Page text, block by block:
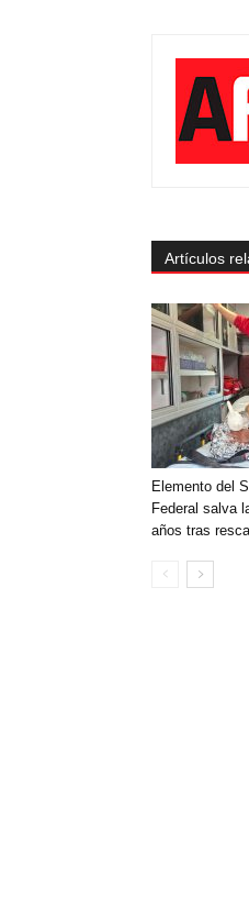
Artículos
Elemento del
Federal salva
años tras